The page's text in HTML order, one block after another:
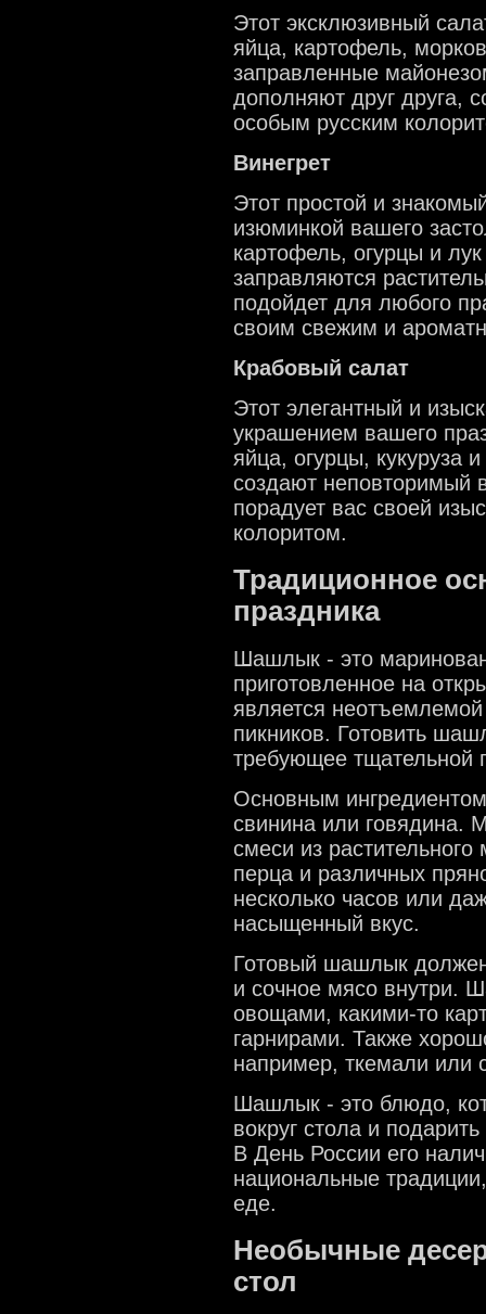
Этот эксклюзивный
яйца, картофель,
заправленные
дополняют друг друга,
особым русским
Винегрет
Этот простой и
изюминкой вашего
картофель, огурцы и
заправляются
подойдет для любого
своим свежим и
Крабовый салат
Этот элегантный и
украшением вашего
яйца, огурцы, кукуруза
создают неповторимый
порадует вас своей
колоритом.
Традиционное
праздника
Шашлык - это
приготовленное на
является
пикников. Готовить
требующее тщательной
Основным
свинина или говядина.
смеси из
перца и различных
несколько часов или
насыщенный вкус.
Готовый шашлык
и сочное мясо внутри.
овощами, какими-то
гарнирами. Также
например, ткемали или
Шашлык - это блюдо,
вокруг стола и
В День России его
национальные
еде.
Необычные
стол